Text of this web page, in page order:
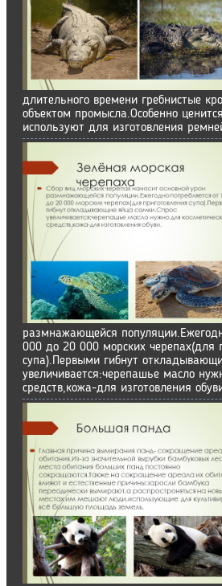
длительного времени гребнистые
объектом промысла.Особенно
используют для изготовления
размнажающейся
000 до 20 000 морских черепах(для
супа).Первыми гибнут
увеличивается:черепашье масло
средств,кожа-для изготовления